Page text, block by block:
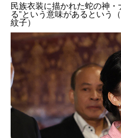
民族衣装に描かれた蛇の神
る”という意味があるという
紋子）